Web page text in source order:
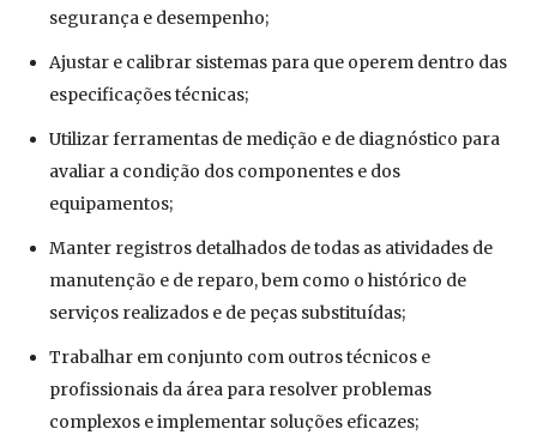
segurança e desempenho;
Ajustar e calibrar sistemas para que operem dentro das
especificações técnicas;
Utilizar ferramentas de medição e de diagnóstico para
avaliar a condição dos componentes e dos
equipamentos;
Manter registros detalhados de todas as atividades de
manutenção e de reparo, bem como o histórico de
serviços realizados e de peças substituídas;
Trabalhar em conjunto com outros técnicos e
profissionais da área para resolver problemas
complexos e implementar soluções eficazes;